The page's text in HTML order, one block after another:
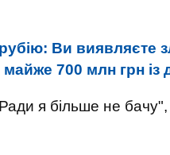
Ви виявляєте
майже 700 млн грн
я більше не бачу",